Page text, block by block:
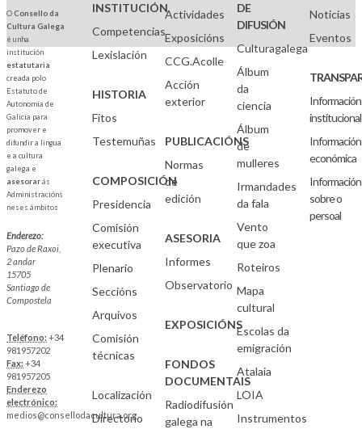
O Consello da
Cultura Galega
é unha
institución
estatutaria
creada polo
Estatuto de
Autonomía de
Galicia para
promover e
difundir a lingua
e a cultura
galega e
asesorarás
Administracións
neses ámbitos
Enderezo:
Pazo de Raxoi,
2 andar
15705
Santiago de
Compostela
Teléfono:+34
981957202
Fax:+34
981957205
Enderezo
electrónico:
medios@consellodacultura.org
INSTITUCIÓN
Competencias
Lexislación
HISTORIA
Fitos
Testemuñas
COMPOSICIÓN
Presidencia
Comisión
executiva
Plenario
Seccións
Arquivos
Comisión
técnicas
Localización
Directorio
Actividades
Exposicións
CCG.Acolle
Acción
exterior
PUBLICACIÓNS
Normas
de
edición
ASESORIA
Informes
Observatorio
EXPOSICIÓNS
FONDOS
DOCUMENTAIS
Radiodifusión
galega na
DE
DIFUSIÓN
Culturagalega
Álbum
da
ciencia
Álbum
de
mulleres
Irmandades
da fala
Vento
que zoa
Roteiros
Mapa
cultural
Escolas da
emigración
Atalaia
LOIA
Instrumentos
Noticias
Eventos
Información
institucional
Información
económica
Información
sobre o
persoal